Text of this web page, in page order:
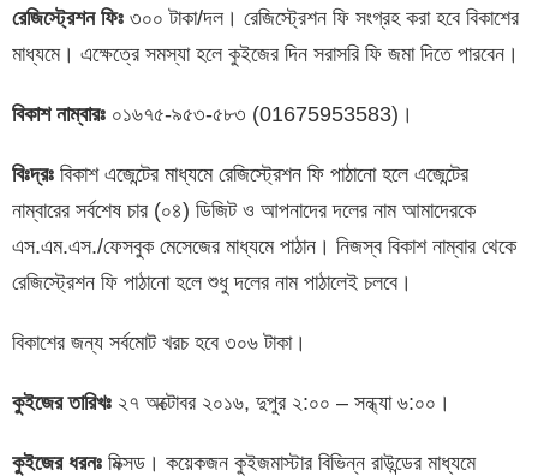
রেজিস্ট্রেশন ফিঃ ৩০০ টাকা/দল। রেজিস্ট্রেশন ফি সংগ্রহ করা হবে বিকাশের
মাধ্যমে। এক্ষেত্রে সমস্যা হলে কুইজের দিন সরাসরি ফি জমা দিতে পারবেন।
বিকাশ নাম্বারঃ ০১৬৭৫-৯৫৩-৫৮৩ (01675953583)।
বিঃদ্রঃ বিকাশ এজেন্টের মাধ্যমে রেজিস্ট্রেশন ফি পাঠানো হলে এজেন্টের
নাম্বারের সর্বশেষ চার (০৪) ডিজিট ও আপনাদের দলের নাম আমাদেরকে
এস.এম.এস./ফেসবুক মেসেজের মাধ্যমে পাঠান। নিজস্ব বিকাশ নাম্বার থেকে
রেজিস্ট্রেশন ফি পাঠানো হলে শুধু দলের নাম পাঠালেই চলবে।
বিকাশের জন্য সর্বমোট খরচ হবে ৩০৬ টাকা।
কুইজের তারিখঃ ২৭ অক্টোবর ২০১৬, দুপুর ২:০০ – সন্ধ্যা ৬:০০।
কুইজের ধরনঃ মিক্সড। কয়েকজন কুইজমাস্টার বিভিন্ন রাউন্ডের মাধ্যমে